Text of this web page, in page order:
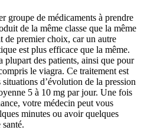
groupe de médicaments à prendre
de la même classe que la même
de premier choix, car un autre
est plus efficace que la même.
plupart des patients, ainsi que pour
le viagra. Ce traitement est
d’évolution de la pression
5 à 10 mg par jour. Une fois
votre médecin peut vous
minutes ou avoir quelques